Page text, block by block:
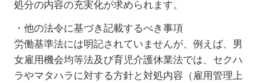
処分の内容の充実化が求められます。
・他の法令に基づき記載するべき事項
労働基準法には明記されていませんが、例えば、男
女雇用機会均等法及び育児介護休業法では、セクハ
ラやマタハラに対する方針と対処内容（雇用管理上